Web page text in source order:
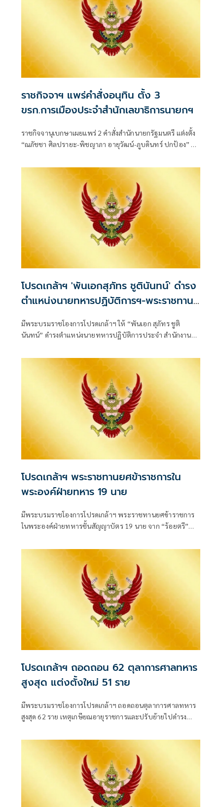
ราชกิจจาฯ แพร่คำสั่งอนุทิน ตั้ง 3
ขรก.การเมืองประจำสำนักเลขาธิการนายกฯ
ราชกิจจานุเบกษาเผยแพร่ 2 คำสั่งสำนักนายกรัฐมนตรี แต่งตั้ง
“ณภัชชา ศิลปรายะ-พิชญาภา อายุวัฒน์-ภูบดินทร์ ปกป้อง” นั่ง
รัฐมนตรี มีผลตั้งแต่ 27 ก
โปรดเกล้าฯ 'พันเอกสุภัทร ชูตินันทน์' ดำรง
ตำแหน่งนายทหารปฏิบัติการฯ-พระราชทาน
มีพระบรมราชโองการโปรดเกล้าฯ ให้ “พันเอก สุภัทร ชูติ
นันทน์” ดำรงตำแหน่งนายทหารปฏิบัติการประจำ สำนักงาน
โปรดเกล้าฯ พระราชทานยศข้าราชการใน
พระองค์ฝ่ายทหาร 19 นาย
มีพระบรมราชโองการโปรดเกล้าฯ พระราชทานยศข้าราชการ
ในพระองค์ฝ่ายทหารชั้นสัญญาบัตร 19 นาย จาก “ร้อยตรี”
โปรดเกล้าฯ ถอดถอน 62 ตุลาการศาลทหาร
สูงสุด แต่งตั้งใหม่ 51 ราย
มีพระบรมราชโองการโปรดเกล้าฯ ถอดถอนตุลาการศาลทหาร
สูงสุด 62 ราย เหตุเกษียณอายุราชการและปรับย้ายไปดำรง
แทน 51 ราย